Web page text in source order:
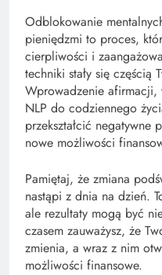
Odblokowanie
pieniędzmi to proces,
cierpliwości i
techniki stały się częścią
Wprowadzenie
NLP do codziennego
przekształcić negatywne
nowe możliwości
Pamiętaj, że zmiana
nastąpi z dnia na dzień.
ale rezultaty mogą być
czasem zauważysz, że
zmienia, a wraz z nim
możliwości finansowe.